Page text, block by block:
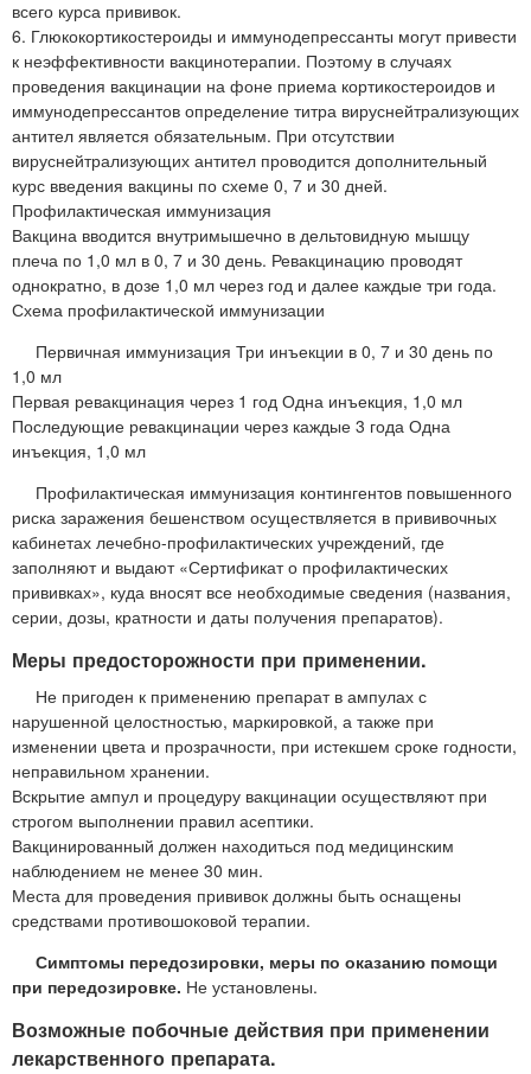
всего курса прививок.
6. Глюкокортикостероиды и иммунодепрессанты могут привести
к неэффективности вакцинотерапии. Поэтому в случаях
проведения вакцинации на фоне приема кортикостероидов и
иммунодепрессантов определение титра вируснейтрализующих
антител является обязательным. При отсутствии
вируснейтрализующих антител проводится дополнительный
курс введения вакцины по схеме 0, 7 и 30 дней.
Профилактическая иммунизация
Вакцина вводится внутримышечно в дельтовидную мышцу
плеча по 1,0 мл в 0, 7 и 30 день. Ревакцинацию проводят
однократно, в дозе 1,0 мл через год и далее каждые три года.
Схема профилактической иммунизации
Первичная иммунизация Три инъекции в 0, 7 и 30 день по
1,0 мл
Первая ревакцинация через 1 год Одна инъекция, 1,0 мл
Последующие ревакцинации через каждые 3 года Одна
инъекция, 1,0 мл
Профилактическая иммунизация контингентов повышенного
риска заражения бешенством осуществляется в прививочных
кабинетах лечебно-профилактических учреждений, где
заполняют и выдают «Сертификат о профилактических
прививках», куда вносят все необходимые сведения (названия,
серии, дозы, кратности и даты получения препаратов).
Меры предосторожности при применении.
Не пригоден к применению препарат в ампулах с
нарушенной целостностью, маркировкой, а также при
изменении цвета и прозрачности, при истекшем сроке годности,
неправильном хранении.
Вскрытие ампул и процедуру вакцинации осуществляют при
строгом выполнении правил асептики.
Вакцинированный должен находиться под медицинским
наблюдением не менее 30 мин.
Места для проведения прививок должны быть оснащены
средствами противошоковой терапии.
Симптомы передозировки, меры по оказанию помощи
при передозировке. Не установлены.
Возможные побочные действия при применении
лекарственного препарата.